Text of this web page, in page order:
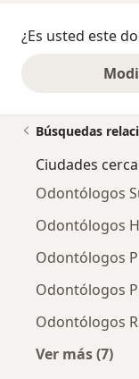
¿Es usted este
Búsquedas
Ciudades
Odontólogos
Odontólogos
Odontólogos
Odontólogos
Odontólogos
Ver más (7)